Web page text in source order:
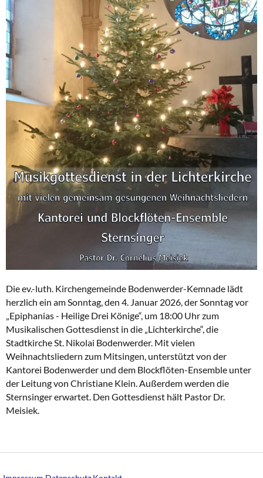
Die ev.-luth. Kirchengemeinde Bodenwerder-Kemnade lädt
herzlich ein am Sonntag, den 4. Januar 2026, der Sonntag vor
„Epiphanias - Heilige Drei Könige“, um 18:00 Uhr zum
Musikalischen Gottesdienst in die „Lichterkirche“, die
Stadtkirche St. Nikolai Bodenwerder. Mit vielen
Weihnachtsliedern zum Mitsingen, unterstützt von der
Kantorei Bodenwerder und dem Blockflöten-Ensemble unter
der Leitung von Christiane Klein. Außerdem werden die
Sternsinger erwartet. Den Gottesdienst hält Pastor Dr.
Meisiek.